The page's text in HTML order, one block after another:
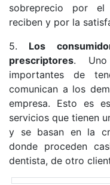
sobreprecio por el
reciben y por la
5. Los
prescriptores.
importantes de
comunican a los
empresa. Esto es
servicios que tienen
y se basan en la
donde proceden
dentista, de otro